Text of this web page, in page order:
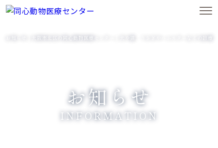
お知らせ
INFORMATION
お知らせ｜大阪市北区の同心動物医療センター｜犬や猫、うさぎやハムスターなどの診療